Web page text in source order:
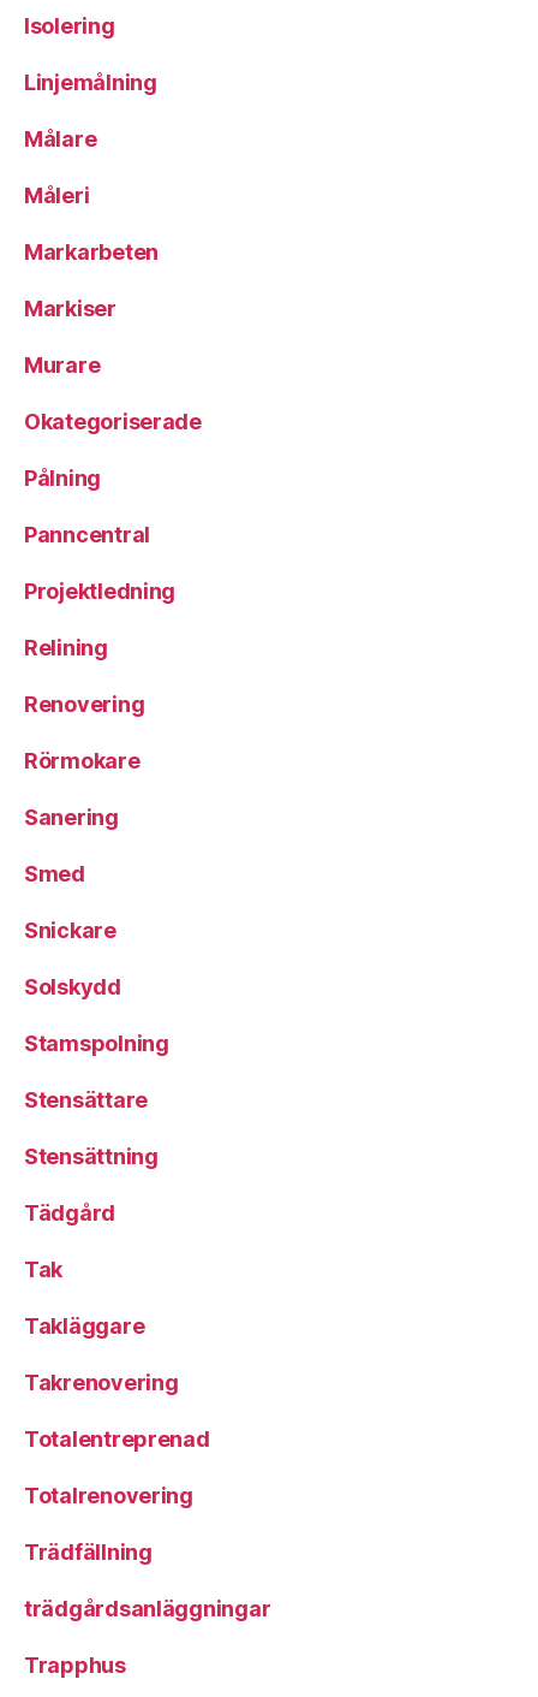
Isolering
Linjemålning
Målare
Måleri
Markarbeten
Markiser
Murare
Okategoriserade
Pålning
Panncentral
Projektledning
Relining
Renovering
Rörmokare
Sanering
Smed
Snickare
Solskydd
Stamspolning
Stensättare
Stensättning
Tädgård
Tak
Takläggare
Takrenovering
Totalentreprenad
Totalrenovering
Trädfällning
trädgårdsanläggningar
Trapphus